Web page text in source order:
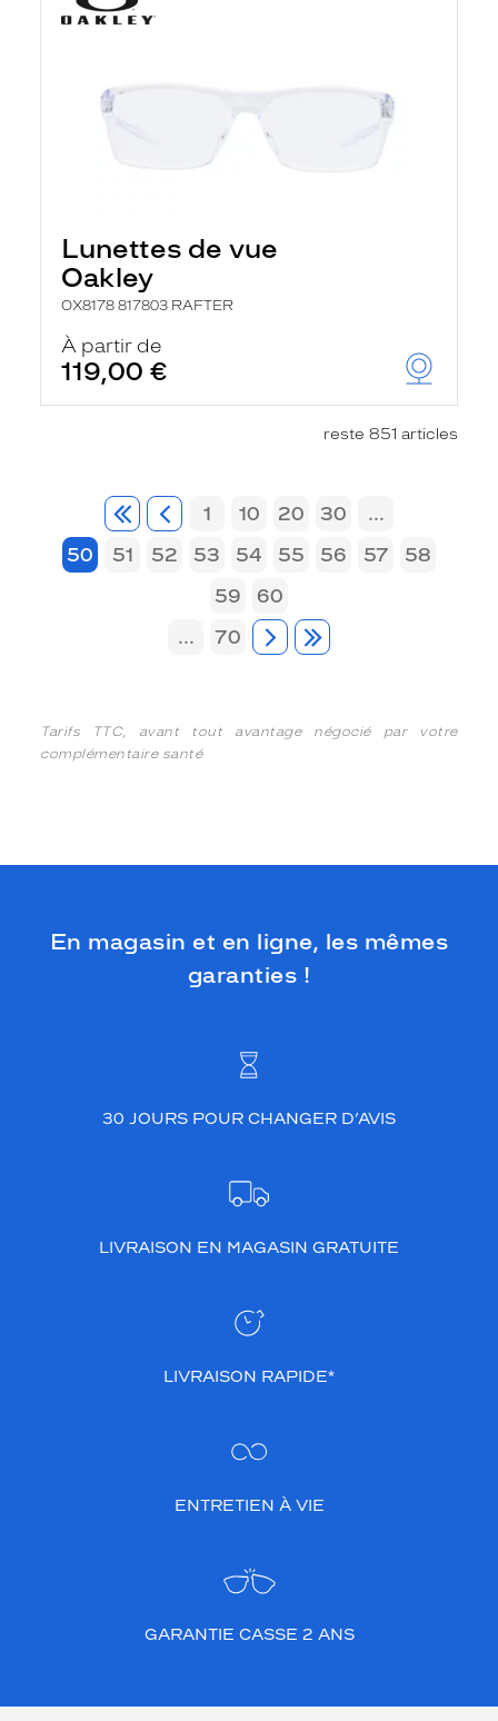
Lunettes de vue
Oakley
OX8178 817803 RAFTER
À partir de
119,00 €
reste 851 articles
1 10 20 30
...
50
51 52 53 54 55 56 57
58
59
60
...
70
Tarifs TTC, avant tout avantage négocié par votre
complémentaire santé
En magasin et en ligne, les mêmes
garanties !
30 JOURS POUR CHANGER D’AVIS
LIVRAISON EN MAGASIN GRATUITE
LIVRAISON RAPIDE*
ENTRETIEN À VIE
GARANTIE CASSE 2 ANS